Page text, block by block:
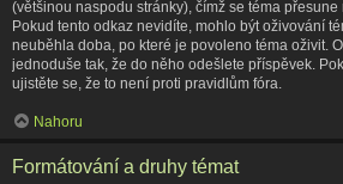
(většinou naspodu stránky), čímž se téma přesune
Pokud tento odkaz nevidíte, mohlo být oživování
neuběhla doba, po které je povoleno téma oživit.
jednoduše tak, že do něho odešlete příspěvek.
ujistěte se, že to není proti pravidlům fóra.
Nahoru
Formátování a druhy témat